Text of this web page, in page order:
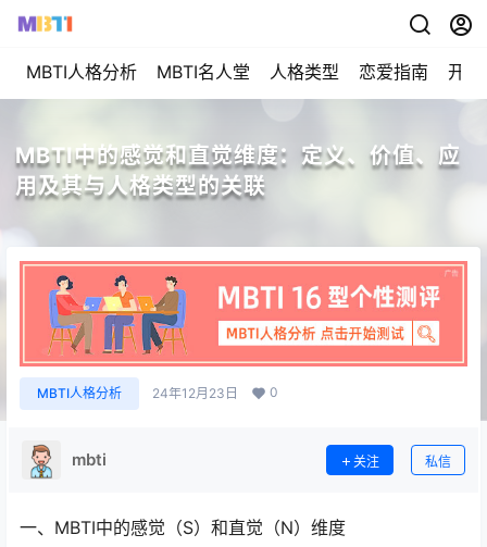
MBTI人格分析 MBTI名人堂 人格类型 恋爱指南 开始
MBTI中的感觉和直觉维度：定义、价值、应
用及其与人格类型的关联
MBTI人格分析 24年12月23日 0
mbti 关注 私信
一、MBTI中的感觉（S）和直觉（N）维度